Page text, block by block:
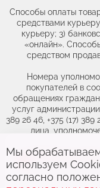
Способы оплаты
средствами
курьеру; 3)
«онлайн».
средством
Номера
покупателей в
обращениях
услуг
389 26 46, +375 (17)
лица,
законодательством о
Выберите
актуальный
Мы
используем
согласно